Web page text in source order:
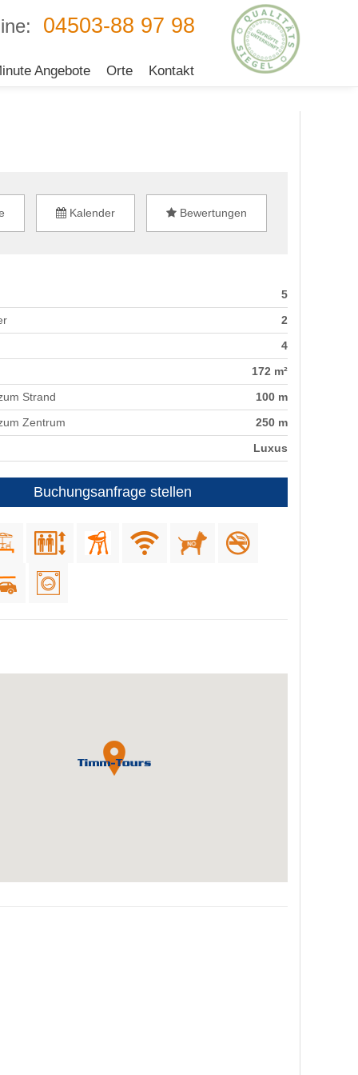
04503-88 97 98
Angebote Orte Kontakt
Kalender Bewertungen
5
2
4
172 m²
Strand
100 m
Zentrum
250 m
Luxus
Buchungsanfrage stellen